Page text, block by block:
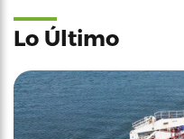
Lo Último